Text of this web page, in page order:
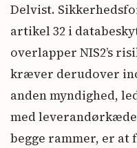
Delvist.
artikel 32 i
overlapper NIS2’s
kræver derudover
anden myndighed,
med
begge rammer, er